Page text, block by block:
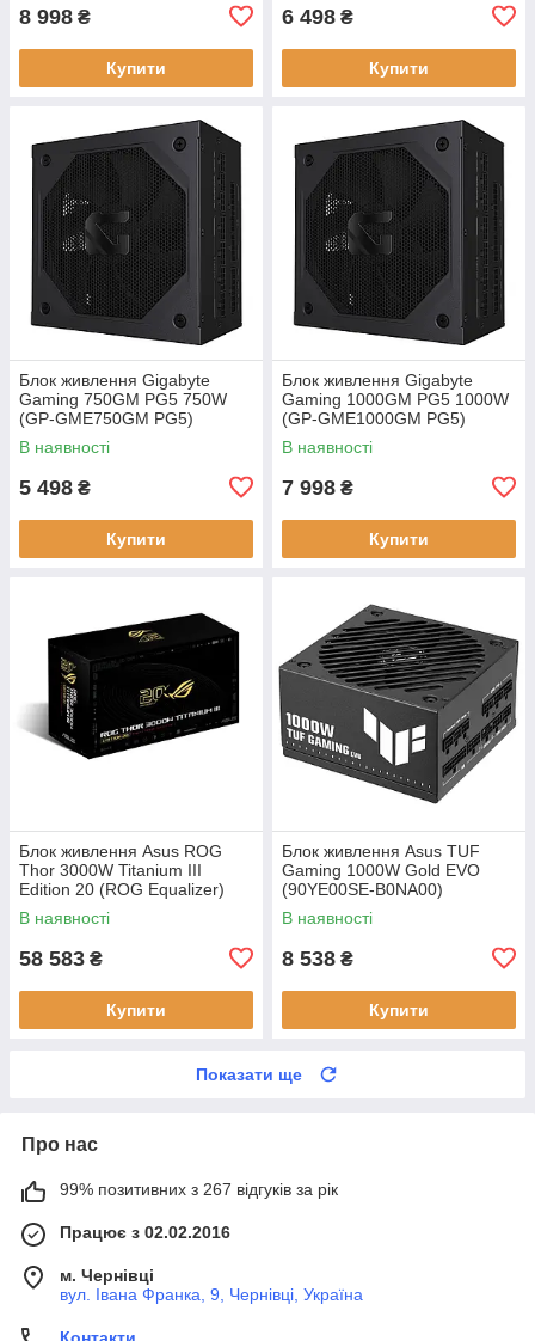
8 998 ₴
Купити
6 498 ₴
Купити
Блок живлення Gigabyte
Gaming 750GM PG5 750W
(GP-GME750GM PG5)
В наявності
5 498 ₴
Купити
Блок живлення Gigabyte
Gaming 1000GM PG5 1000W
(GP-GME1000GM PG5)
В наявності
7 998 ₴
Купити
Блок живлення Asus ROG
Thor 3000W Titanium III
Edition 20 (ROG Equalizer)
(90YE00VA-B0NA00)
В наявності
58 583 ₴
Купити
Блок живлення Asus TUF
Gaming 1000W Gold EVO
(90YE00SE-B0NA00)
В наявності
8 538 ₴
Купити
Показати ще
Про нас
99% позитивних з 267 відгуків за рік
Працює з 02.02.2016
м. Чернівці
вул. Івана Франка, 9, Чернівці, Україна